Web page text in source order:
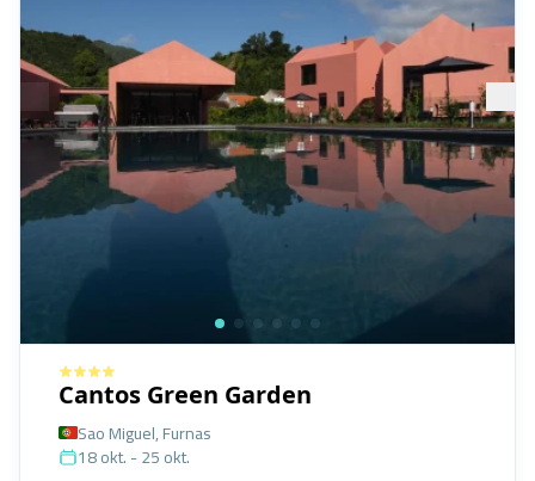
Cantos Green Garden
Sao Miguel, Furnas
18 okt. - 25 okt.